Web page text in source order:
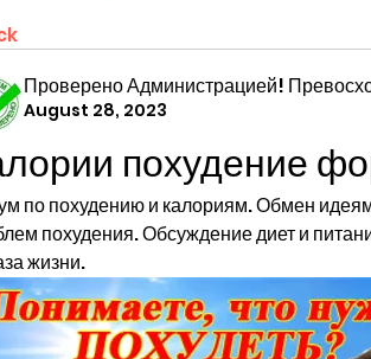
Проверено Администрацией!
August 28, 2023
похудение
по похудению и калориям. Обмен
похудения. Обсуждение диет и
жизни.